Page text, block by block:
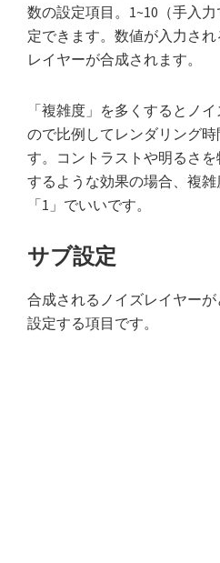
数の設定項目。1~10（手入
定できます。数値が入力さ
レイヤーが合成されます。
「複雑度」を多くするとノ
ので比例してレンダリング
す。コントラストや明るさ
するような効果の場合、複
「1」でいいです。
サブ設定
合成されるノイズレイヤー
設定する項目です。